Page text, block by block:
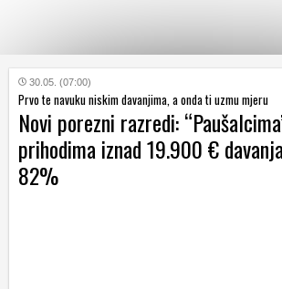
KATEGORIJE
HRVATSKI
WEB
30.05. (07:00)
Prvo te navuku niskim davanjima, a onda ti uzmu mjeru
Novi porezni razredi:
prihodima iznad 19.900 €
82%